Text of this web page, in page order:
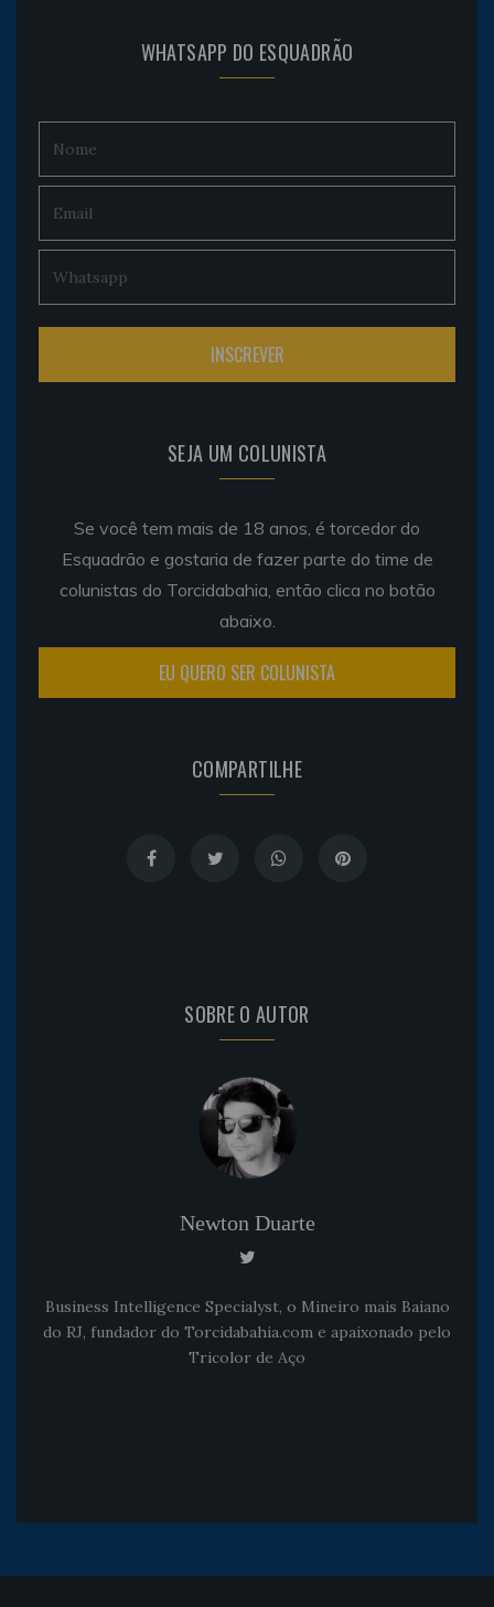
WHATSAPP DO ESQUADRÃO
SEJA UM COLUNISTA
Se você tem mais de 18 anos, é torcedor do
Esquadrão e gostaria de fazer parte do time de
colunistas do Torcidabahia, então clica no botão
abaixo.
EU QUERO SER COLUNISTA
COMPARTILHE
SOBRE O AUTOR
Newton Duarte
Business Intelligence Specialyst, o Mineiro mais Baiano
do RJ, fundador do Torcidabahia.com e apaixonado pelo
Tricolor de Aço